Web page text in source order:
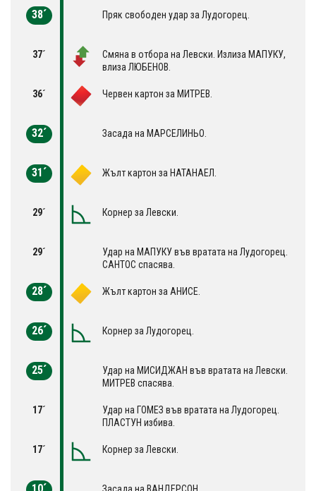
38´ Пряк свободен удар за Лудогорец.
37´
Смяна в отбора на Левски. Излиза МАПУКУ,
влиза ЛЮБЕНОВ.
36´ Червен картон за МИТРЕВ.
32´ Засада на МАРСЕЛИНЬО.
31´ Жълт картон за НАТАНАЕЛ.
29´ Корнер за Левски.
29´
Удар на МАПУКУ във вратата на Лудогорец.
САНТОС спасява.
28´ Жълт картон за АНИСЕ.
26´ Корнер за Лудогорец.
25´
Удар на МИСИДЖАН във вратата на Левски.
МИТРЕВ спасява.
17´
Удар на ГОМЕЗ във вратата на Лудогорец.
ПЛАСТУН избива.
17´ Корнер за Левски.